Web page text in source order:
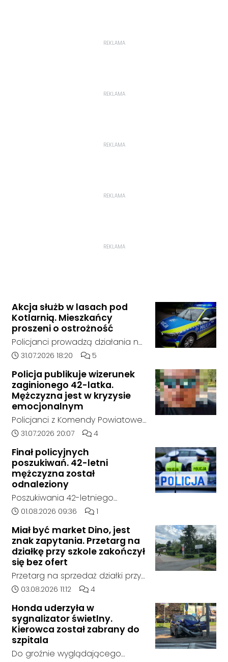
REKLAMA
REKLAMA
REKLAMA
REKLAMA
REKLAMA
Akcja służb w lasach pod
Kotlarnią. Mieszkańcy
proszeni o ostrożność
Policjanci prowadzą działania na
terenie kompleksów leśnych w
nam się ustalić, funkcjonariusze
poszukują mężczyzny, który może
posiadać niebezpieczne
narzędzie, nieoficjalnie broń i
stanowić zagrożenie dla osób
postronnych.
Data dodania artykułu:
31.07.2026 18:20 Liczba komentarzy artykułu:
5
Policja publikuje wizerunek
zaginionego 42-latka.
Mężczyzna jest w kryzysie
emocjonalnym
Policjanci z Komendy Powiatowej
Policji w Kędzierzynie-Koźlu
który jest w kryzysie
emocjonalnym i może chcieć
targnąć się na swoje życie.
Ostatni raz był widziany 31 lipca
2026 w godzinach
popołudniowych w rejonie
miejscowości w Goszyce. Od
tego momentu nie nawiązał
kontaktu z rodziną.
Data dodania artykułu:
31.07.2026 20:07 Liczba komentarzy artykułu:
4
Finał policyjnych
poszukiwań. 42-letni
mężczyzna został
odnaleziony
Poszukiwania 42-letniego
mężczyzny zostały zakończone.
policja, został on odnaleziony w
sobotę, 1 sierpnia, na terenie
kompleksu leśnego w powiecie
raciborskim, w województwie
śląskim.
Data dodania artykułu:
01.08.2026 09:36 Liczba komentarzy artykułu:
1
Miał być market Dino, jest
znak zapytania. Przetarg na
działkę przy szkole zakończył
się bez ofert
Przetarg na sprzedaż działki przy
Zespole Szkół Technicznych i
Kędzierzynie-Koźlu zakończył się
bez rozstrzygnięcia. Mimo
wcześniejszego zainteresowania
terenem ze strony sieci Dino, do
Data dodania artykułu:
03.08.2026 11:12 Liczba komentarzy artykułu:
4
Honda uderzyła w
sygnalizator świetlny.
Kierowca został zabrany do
szpitala
Do groźnie wyglądającego